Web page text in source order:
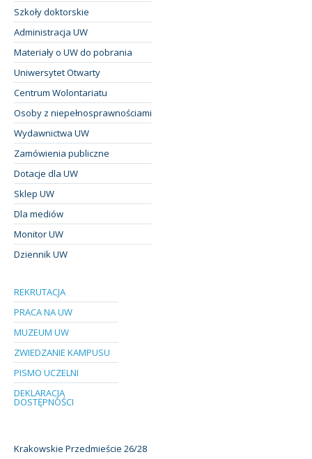
Szkoły doktorskie
Administracja UW
Materiały o UW do pobrania
Uniwersytet Otwarty
Centrum Wolontariatu
Osoby z niepełnosprawnościami
Wydawnictwa UW
Zamówienia publiczne
Dotacje dla UW
Sklep UW
Dla mediów
Monitor UW
Dziennik UW
REKRUTACJA
PRACA NA UW
MUZEUM UW
ZWIEDZANIE KAMPUSU
PISMO UCZELNI
DEKLARACJA
DOSTĘPNOŚCI
Krakowskie Przedmieście 26/28